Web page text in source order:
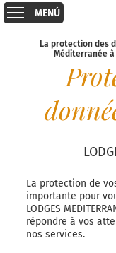
MENÚ
La protection des
Méditerranée
La protection de
importante pour
LODGES
répondre à vos
nos services.